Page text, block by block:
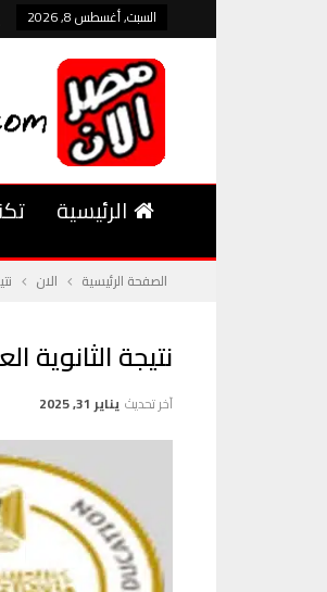
السبت, أغسطس 8, 2026
الرئيسية
الصفحة الرئيسية الان
نتيجة الثانوية
آخر تحديث يناير 31, 2025